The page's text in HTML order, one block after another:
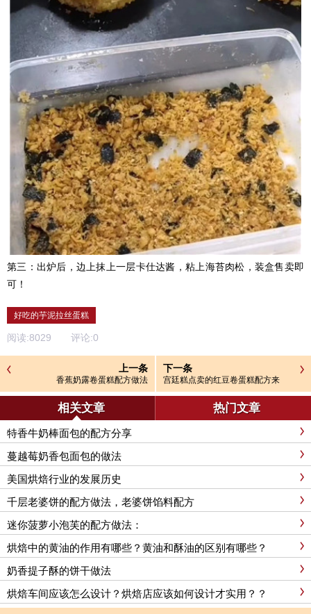
第三：出炉后，边上抹上一层卡仕达酱，粘上海苔肉松，装盒售卖即
可！
好吃的芋泥拉丝蛋糕
阅读:8029 评论:0
上一条
香蕉奶露卷蛋糕配方做法
下一条
宫廷糕点卖的红豆卷蛋糕配方来
相关文章 热门文章
特香牛奶棒面包的配方分享
蔓越莓奶香包面包的做法
美国烘焙行业的发展历史
千层老婆饼的配方做法，老婆饼馅料配方
迷你菠萝小泡芙的配方做法：
烘焙中的黄油的作用有哪些？黄油和酥油的区别有哪些？
奶香提子酥的饼干做法
烘焙车间应该怎么设计？烘焙店应该如何设计才实用？？